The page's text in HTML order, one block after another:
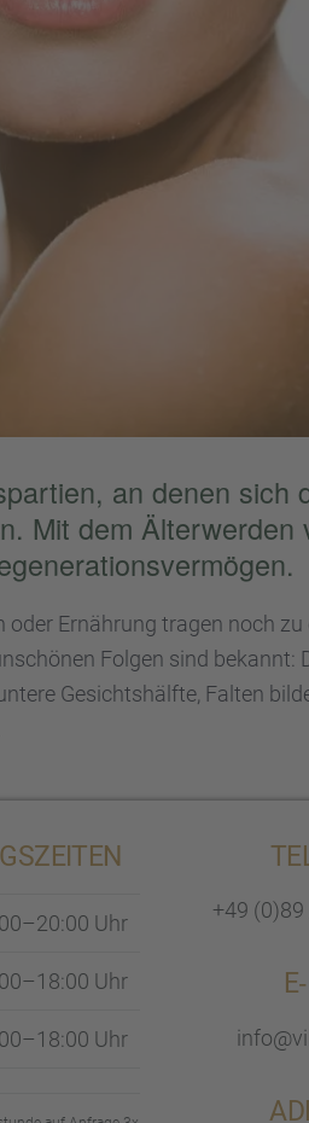
an denen sich
Mit dem Älter­wer­den
Ernäh­rung tragen noch
Folgen sind bekannt:
Gesichts­hälfte, Falten
Uhr
Uhr
Uhr
+49